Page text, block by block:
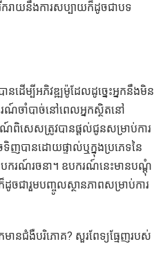
ករាយនឹងការសប្បាយក៏ដូចជាបទ
ានដើម្បីអភិវឌ្ឍម៉ូដែលដូច្នេះអ្នកនឹងមិន
ណ៍ចាំបាច់នៅពេលអ្នកស្ថិតនៅ
ពិសេសត្រូវបានផ្តល់ជូនសម្រាប់ការ
ញបានដោយផ្ទាល់ឬក្នុងប្រភេទនៃ
រណ៍រចនា។ ឧបករណ៍នេះមានបណ្តុំ
ជារួមបញ្ចូលស្ថានភាពសម្រាប់ការ
នជំងឺបរិភោគ? សួរពែទ្យធ្មែញរបស់